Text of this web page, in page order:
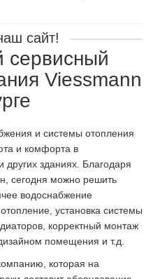
сайт!
сервисный
Viessmann
и системы отопления
и комфорта в
зданиях. Благодаря
сегодня можно решить
водоснабжение
установка системы
корректный монтаж
помещения и т.д.
которая на